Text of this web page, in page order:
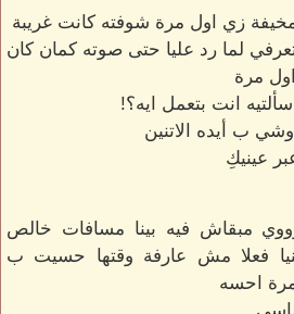
زي اول مرة شوفته كانت غريبة
لما رد عليا حتى صوته كمان كان
مرة
انت بتعمل ايه؟!
ب أيده الاتنين
عينيكِ
مبقاش فيه بينا مسافات خالص
فعلا مش عارفة وقتها حسيت ب
احسه